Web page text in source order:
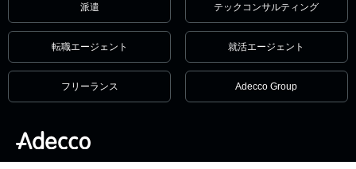
派遣 テックコンサルティング
転職エージェント 就活エージェント
フリーランス Adecco Group